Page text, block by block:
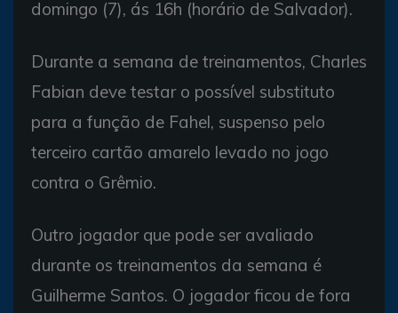
domingo (7), ás 16h (horário de Salvador).
Durante a semana de treinamentos, Charles
Fabian deve testar o possível substituto
para a função de Fahel, suspenso pelo
terceiro cartão amarelo levado no jogo
contra o Grêmio.
Outro jogador que pode ser avaliado
durante os treinamentos da semana é
Guilherme Santos. O jogador ficou de fora